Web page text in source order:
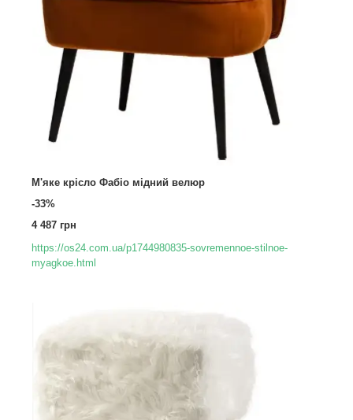
М'яке крісло Фабіо мідний велюр
-33%
4 487 грн
https://os24.com.ua/p1744980835-sovremennoe-stilnoe-
myagkoe.html